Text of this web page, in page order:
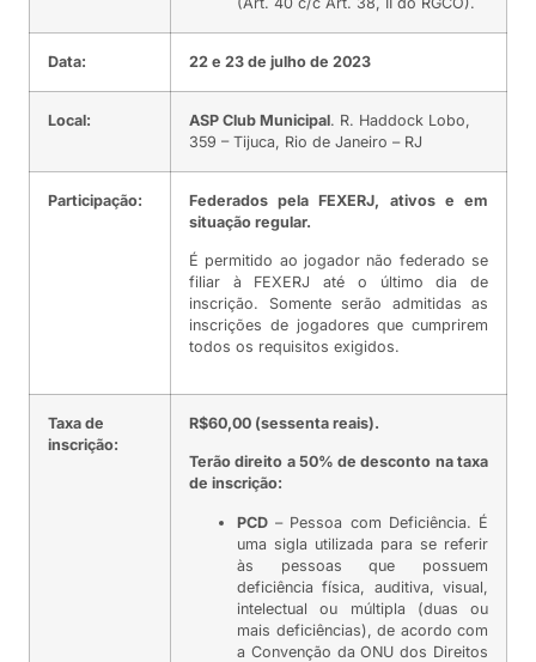
Data: 22 e 23 de julho de 2023
Local: ASP Club Municipal. R. Haddock Lobo,
359 – Tijuca, Rio de Janeiro – RJ
Participação:
Federados pela FEXERJ, ativos e em
situação regular.
É permitido ao jogador não federado se
filiar à FEXERJ até o último dia de
inscrição. Somente serão admitidas as
inscrições de jogadores que cumprirem
todos os requisitos exigidos.
Taxa de
inscrição:
R$60,00 (sessenta reais).
Terão direito a 50% de desconto na taxa
de inscrição:
PCD – Pessoa com Deficiência. É
uma sigla utilizada para se referir
às pessoas que possuem
deficiência física, auditiva, visual,
intelectual ou múltipla (duas ou
mais deficiências), de acordo com
a Convenção da ONU dos Direitos